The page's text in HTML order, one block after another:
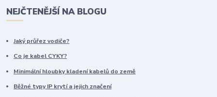
NEJČTENĚJŠÍ NA BLOGU
Jaký průřez vodiče?
Co je kabel CYKY?
Minimální hloubky kladení kabelů do země
Běžné typy IP krytí a jejich značení